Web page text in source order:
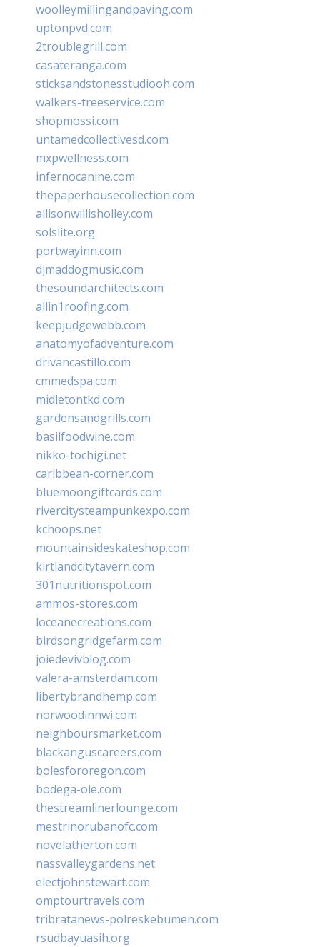
woolleymillingandpaving.com
uptonpvd.com
2troublegrill.com
casateranga.com
sticksandstonesstudiooh.com
walkers-treeservice.com
shopmossi.com
untamedcollectivesd.com
mxpwellness.com
infernocanine.com
thepaperhousecollection.com
allisonwillisholley.com
solslite.org
portwayinn.com
djmaddogmusic.com
thesoundarchitects.com
allin1roofing.com
keepjudgewebb.com
anatomyofadventure.com
drivancastillo.com
cmmedspa.com
midletontkd.com
gardensandgrills.com
basilfoodwine.com
nikko-tochigi.net
caribbean-corner.com
bluemoongiftcards.com
rivercitysteampunkexpo.com
kchoops.net
mountainsideskateshop.com
kirtlandcitytavern.com
301nutritionspot.com
ammos-stores.com
loceanecreations.com
birdsongridgefarm.com
joiedevivblog.com
valera-amsterdam.com
libertybrandhemp.com
norwoodinnwi.com
neighboursmarket.com
blackanguscareers.com
bolesfororegon.com
bodega-ole.com
thestreamlinerlounge.com
mestrinorubanofc.com
novelatherton.com
nassvalleygardens.net
electjohnstewart.com
omptourtravels.com
tribratanews-polreskebumen.com
rsudbayuasih.org